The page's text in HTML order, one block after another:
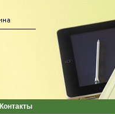
Контакты